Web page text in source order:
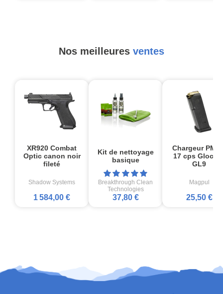
Nos meilleures ventes
XR920 Combat
Optic canon noir
fileté
Shadow Systems
1 584,00 €
Kit de nettoyage
basique
Breakthrough Clean
Technologies
37,80 €
Chargeur
17 cps
GL9
Magpul
25,50 €